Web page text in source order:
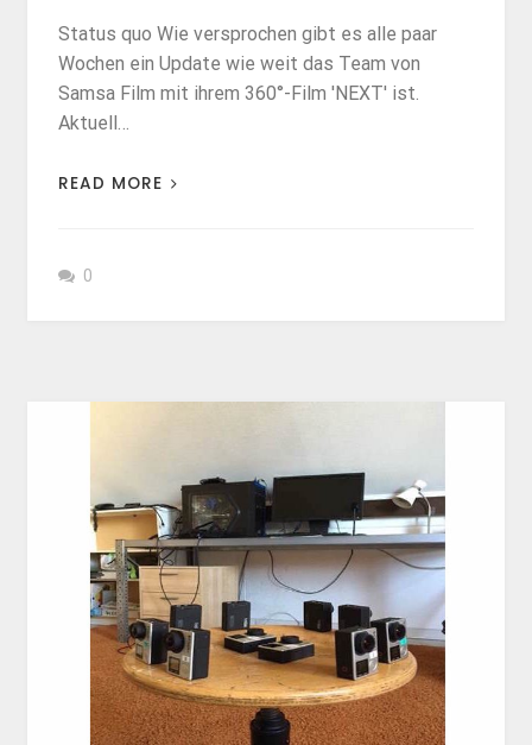
Status quo Wie versprochen gibt es alle paar
Wochen ein Update wie weit das Team von
Samsa Film mit ihrem 360°-Film 'NEXT' ist.
Aktuell…
READ MORE
0